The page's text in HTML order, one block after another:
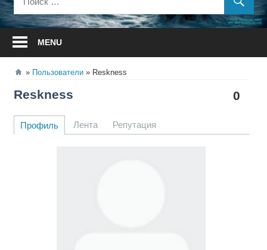
MENU
Пользователи Reskness
0
Reskness
Профиль Лента Репутация